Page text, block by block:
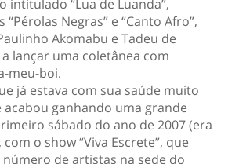
intitulado “Lua de Luanda”,
Negras” e “Canto Afro”,
Akomabu e Tadeu de
lançar uma coletânea com
meu-boi.
já estava com sua saúde muito
acabou ganhando uma grande
sábado do ano de 2007 (era
o show “Viva Escrete”, que
de artistas na sede do